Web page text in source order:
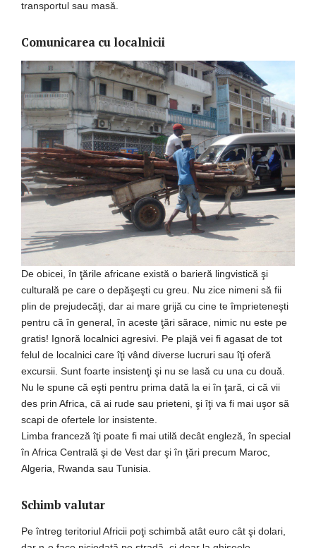
transportul sau masă.
Comunicarea cu localnicii
De obicei, în ţările africane există o barieră lingvistică şi
culturală pe care o depăşeşti cu greu. Nu zice nimeni să fii
plin de prejudecăţi, dar ai mare grijă cu cine te împrieteneşti
pentru că în general, în aceste ţări sărace, nimic nu este pe
gratis! Ignoră localnici agresivi. Pe plajă vei fi agasat de tot
felul de localnici care îţi vând diverse lucruri sau îţi oferă
excursii. Sunt foarte insistenţi şi nu se lasă cu una cu două.
Nu le spune că eşti pentru prima dată la ei în ţară, ci că vii
des prin Africa, că ai rude sau prieteni, şi îţi va fi mai uşor să
scapi de ofertele lor insistente.
Limba franceză îţi poate fi mai utilă decât engleză, în special
în Africa Centrală şi de Vest dar şi în ţări precum Maroc,
Algeria, Rwanda sau Tunisia.
Schimb valutar
Pe întreg teritoriul Africii poţi schimbă atât euro cât şi dolari,